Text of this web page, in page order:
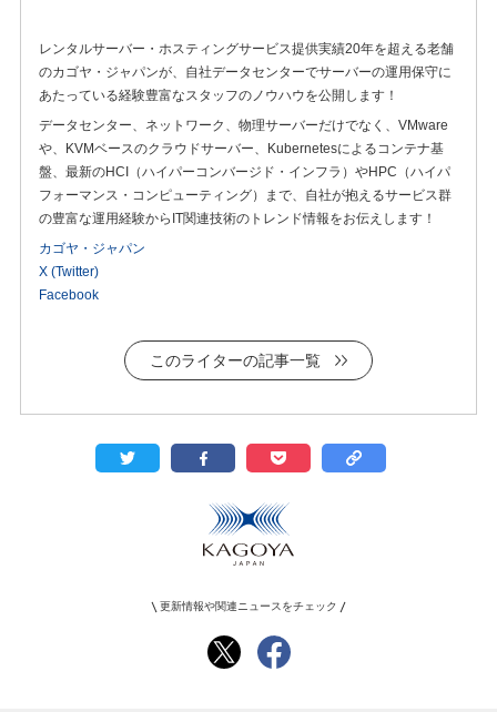
レンタルサーバー・ホスティングサービス提供実績20年を超える老舗
のカゴヤ・ジャパンが、自社データセンターでサーバーの運用保守に
あたっている経験豊富なスタッフのノウハウを公開します！
データセンター、ネットワーク、物理サーバーだけでなく、VMware
や、KVMベースのクラウドサーバー、Kubernetesによるコンテナ基
盤、最新のHCI（ハイパーコンバージド・インフラ）やHPC（ハイパ
フォーマンス・コンピューティング）まで、自社が抱えるサービス群
の豊富な運用経験からIT関連技術のトレンド情報をお伝えします！
カゴヤ・ジャパン
X (Twitter)
Facebook
このライターの記事一覧
更新情報や関連ニュースをチェック